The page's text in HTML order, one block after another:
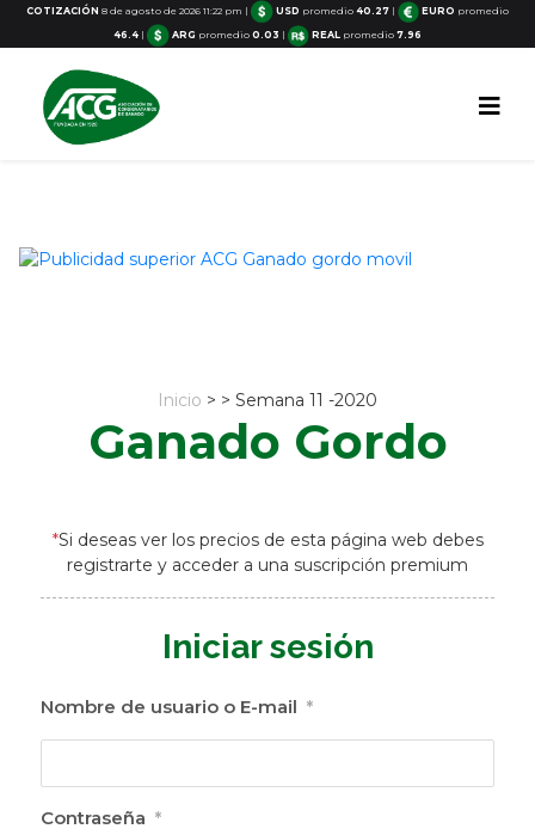
COTIZACIÓN 8 de agosto de 2026 11:22 pm | USD promedio40.27 | EURO promedio
46.4 | ARG promedio0.03 | REAL promedio7.96
Inicio > > Semana 11 -2020
Ganado Gordo
*Si deseas ver los precios de esta página web debes
registrarte y acceder a una suscripción premium
Iniciar sesión
Nombre de usuario o E-mail *
Contraseña *